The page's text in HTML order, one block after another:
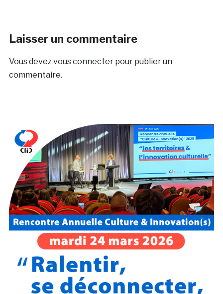
Laisser un commentaire
Vous devezvous connecterpour publier un
commentaire.